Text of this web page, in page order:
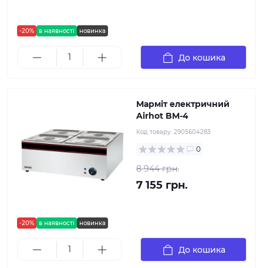
-20% в наявності новинка
До кошика
-20% в наявності новинка
Марміт електричний
Airhot BM-4
Код товару: 2905604283
0
8 944 грн.
7 155 грн.
До кошика